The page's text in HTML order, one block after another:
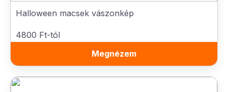
Halloween macsek vászonkép
4800 Ft-tól
Megnézem